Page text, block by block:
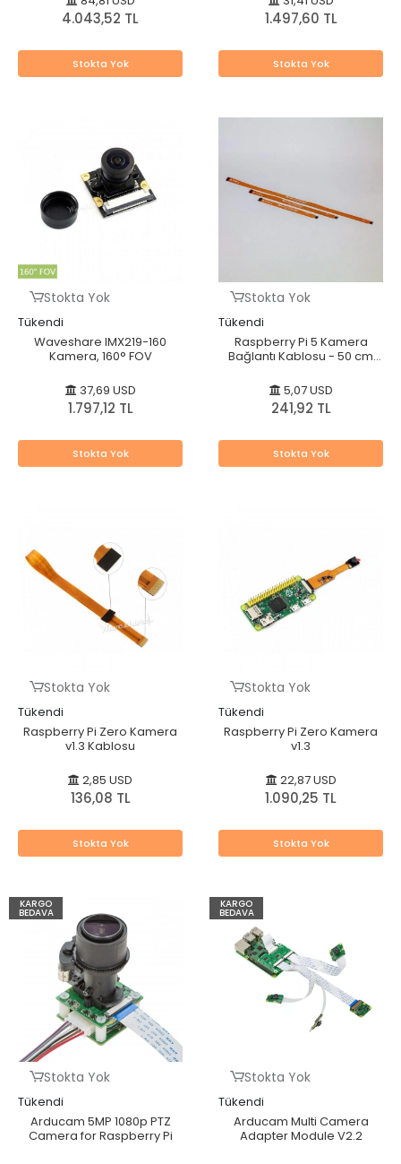
4.043,52 TL
Stokta Yok
1.497,60 TL
Stokta Yok
Stokta Yok
Tükendi
Waveshare IMX219-160
Kamera, 160° FOV
37,69 USD
1.797,12 TL
Stokta Yok
Stokta Yok
Tükendi
Raspberry Pi 5 Kamera
Bağlantı Kablosu - 50 cm
5,07 USD
241,92 TL
Stokta Yok
Stokta Yok
Tükendi
Raspberry Pi Zero Kamera
v1.3 Kablosu
2,85 USD
136,08 TL
Stokta Yok
Stokta Yok
Tükendi
Raspberry Pi Zero Kamera
v1.3
22,87 USD
1.090,25 TL
Stokta Yok
KARGO
BEDAVA
Stokta Yok
Tükendi
Arducam 5MP 1080p PTZ
Camera for Raspberry Pi
KARGO
BEDAVA
Stokta Yok
Tükendi
Arducam Multi Camera
Adapter Module V2.2